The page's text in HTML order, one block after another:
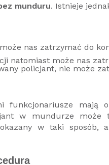
munduru. Istnieje
nas zatrzymać do
natomiast może nas
policjant, nie może
funkcjonariusze mają
w mundurze może
w taki sposób,